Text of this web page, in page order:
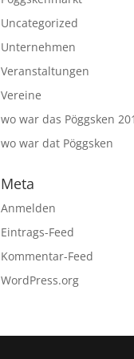
Uncategorized
Unternehmen
Veranstaltungen
Vereine
wo war das Pöggsken
wo war dat Pöggsken
Meta
Anmelden
Eintrags-Feed
Kommentar-Feed
WordPress.org